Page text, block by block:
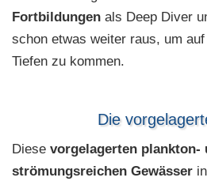
Fortbildungen als Deep Diver
schon etwas weiter raus, um
Tiefen zu kommen.
Die
Diese vorgelagerten plankton-
strömungsreichen Gewässer